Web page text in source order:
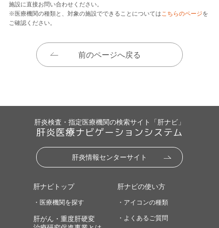
施設に直接お問い合わせください。
※医療機関の種類と、対象の施設でできることについてはこちらのページを
ご確認ください。
前のページへ戻る
肝炎検査・指定医療機関の検索サイト「肝ナビ」
肝炎医療ナビゲーションシステム
肝炎情報センターサイト
肝ナビトップ
・医療機関を探す
肝がん・重度肝硬変
肝ナビの使い方
・アイコンの種類
・よくあるご質問